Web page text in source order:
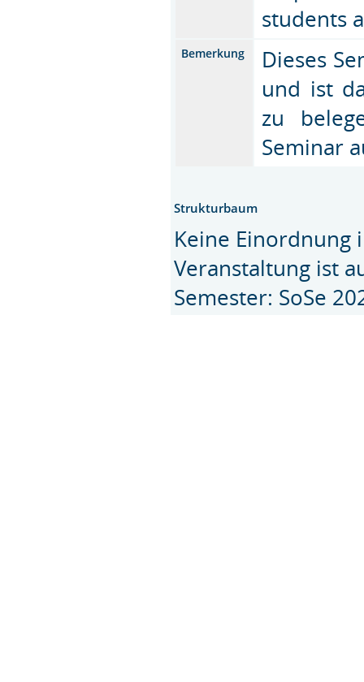
students
Bemerkung
Dieses
und ist
zu
Seminar
Strukturbaum
Keine Einordnung
Veranstaltung ist
Semester: SoSe